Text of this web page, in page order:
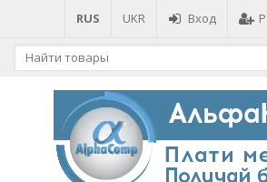
RUS UKR Вход